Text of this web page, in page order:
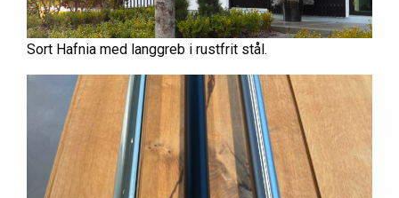
Sort Hafnia med langgreb i rustfrit stål.